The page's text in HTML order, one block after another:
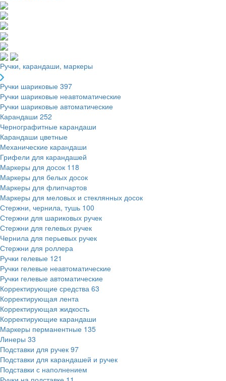
Ручки, карандаши, маркеры
Ручки шариковые 397
Ручки шариковые неавтоматические
Ручки шариковые автоматические
Карандаши 252
Чернографитные карандаши
Карандаши цветные
Механические карандаши
Грифели для карандашей
Маркеры для досок 118
Маркеры для белых досок
Маркеры для флипчартов
Маркеры для меловых и стеклянных досок
Стержни, чернила, тушь 100
Стержни для шариковых ручек
Стержни для гелевых ручек
Чернила для перьевых ручек
Стержни для роллера
Ручки гелевые 121
Ручки гелевые неавтоматические
Ручки гелевые автоматические
Корректирующие средства 63
Корректирующая лента
Корректирующая жидкость
Корректирующие карандаши
Маркеры перманентные 135
Линеры 33
Подставки для ручек 97
Подставки для карандашей и ручек
Подставки с наполнением